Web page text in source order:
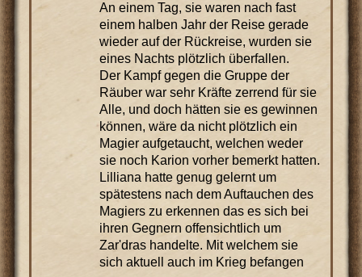
An einem Tag, sie waren nach fast
einem halben Jahr der Reise gerade
wieder auf der Rückreise, wurden sie
eines Nachts plötzlich überfallen.
Der Kampf gegen die Gruppe der
Räuber war sehr Kräfte zerrend für sie
Alle, und doch hätten sie es gewinnen
können, wäre da nicht plötzlich ein
Magier aufgetaucht, welchen weder
sie noch Karion vorher bemerkt hatten.
Lilliana hatte genug gelernt um
spätestens nach dem Auftauchen des
Magiers zu erkennen das es sich bei
ihren Gegnern offensichtlich um
Zar'dras handelte. Mit welchem sie
sich aktuell auch im Krieg befangen